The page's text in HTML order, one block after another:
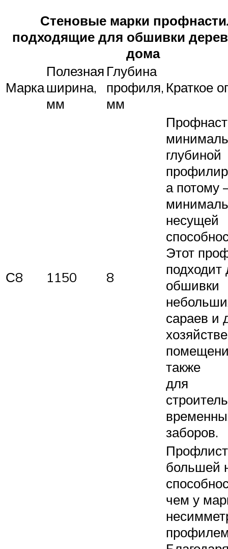
Стеновые марки
подходящие для обшивки
дома
Марка
Полезная
ширина,
мм
Глубина
профиля,
мм
Краткое
С8 1150 8
глубиной
а потому
несущей
Этот
подходит
обшивки
сараев и
также
для
заборов.
большей
чем у